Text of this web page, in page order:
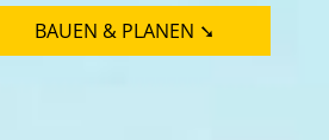
BAUEN & PLANEN ➘